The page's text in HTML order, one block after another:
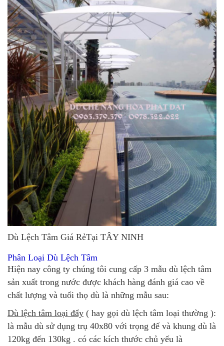
Dù Lệch Tâm Giá RẻTại TÂY NINH
Phân Loại Dù Lệch Tâm
Hiện nay công ty chúng tôi cung cấp 3 mẫu dù lệch tâm
sản xuất trong nước được khách hàng đánh giá cao về
chất lượng và tuổi thọ dù là những mẫu sau:
Dù lệch tâm loại đẩy ( hay gọi dù lệch tâm loại thường ):
là mẫu dù sử dụng trụ 40x80 với trọng đế và khung dù là
120kg đến 130kg . có các kích thước chủ yếu là